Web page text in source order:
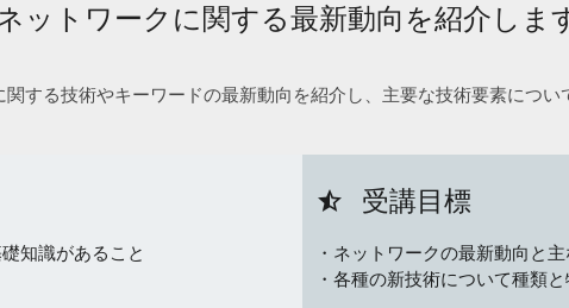
ットワークに関する最新動向を紹介しま
関する技術やキーワードの最新動向を紹介し、主要な技術要素につい
知識があること
star_half 受講目標
・ネットワークの最新動向と
・各種の新技術について種類